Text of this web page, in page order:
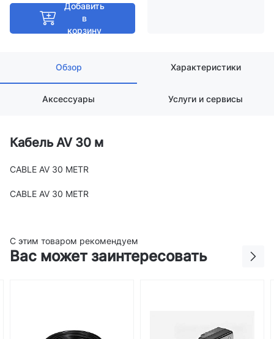
Добавить
в
корзину
Обзор Характеристики
Аксессуары Услуги и сервисы
Кабель AV 30 м
CABLE AV 30 METR
CABLE AV 30 METR
С этим товаром рекомендуем
Вас может заинтересовать